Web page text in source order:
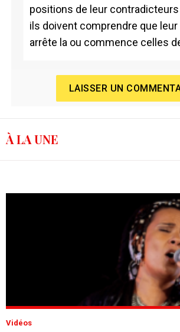
positions de leur contradicteurs
ils doivent comprendre que
arrête la ou commence celles
LAISSER UN
À LA UNE
Vidéos